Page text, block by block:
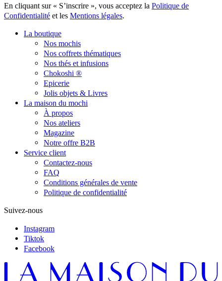
En cliquant sur « S’inscrire », vous acceptez la Politique de
Confidentialité et les Mentions légales.
La boutique
Nos mochis
Nos coffrets thématiques
Nos thés et infusions
Chokoshi ®
Epicerie
Jolis objets & Livres
La maison du mochi
À propos
Nos ateliers
Magazine
Notre offre B2B
Service client
Contactez-nous
FAQ
Conditions générales de vente
Politique de confidentialité
Suivez-nous
Instagram
Tiktok
Facebook